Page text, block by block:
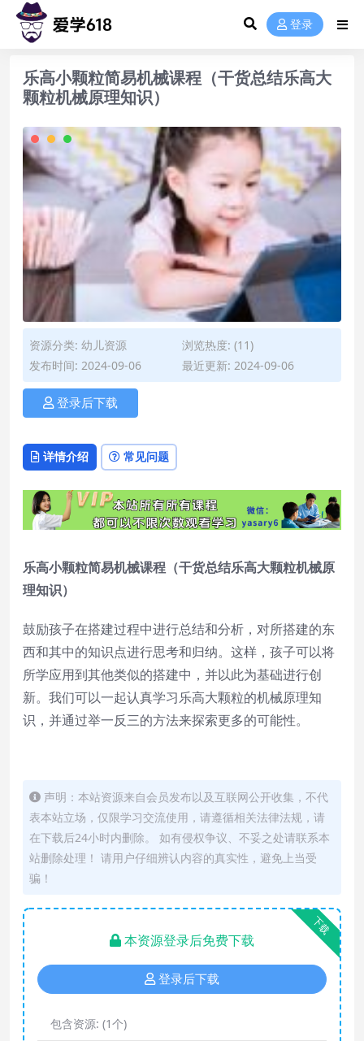
登录
乐高小颗粒简易机械课程（干货总结乐高大
颗粒机械原理知识）
资源分类: 幼儿资源
浏览热度: (11)
发布时间: 2024-09-06
最近更新: 2024-09-06
登录后下载
详情介绍 常见问题
乐高小颗粒简易机械课程（干货总结乐高大颗粒机械原
理知识）
鼓励孩子在搭建过程中进行总结和分析，对所搭建的东
西和其中的知识点进行思考和归纳。这样，孩子可以将
所学应用到其他类似的搭建中，并以此为基础进行创
新。我们可以一起认真学习乐高大颗粒的机械原理知
识，并通过举一反三的方法来探索更多的可能性。
声明：本站资源来自会员发布以及互联网公开收集，不代
表本站立场，仅限学习交流使用，请遵循相关法律法规，请
在下载后24小时内删除。 如有侵权争议、不妥之处请联系本
站删除处理！ 请用户仔细辨认内容的真实性，避免上当受
骗！
下载
本资源登录后免费下载
登录后下载
包含资源: (1个)